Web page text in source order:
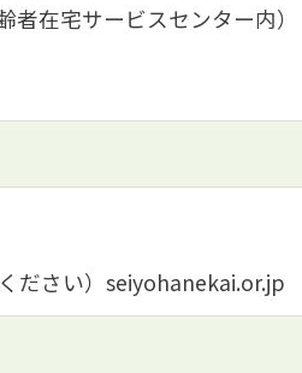
者在宅サービスセンター内）
ださい）seiyohanekai.or.jp